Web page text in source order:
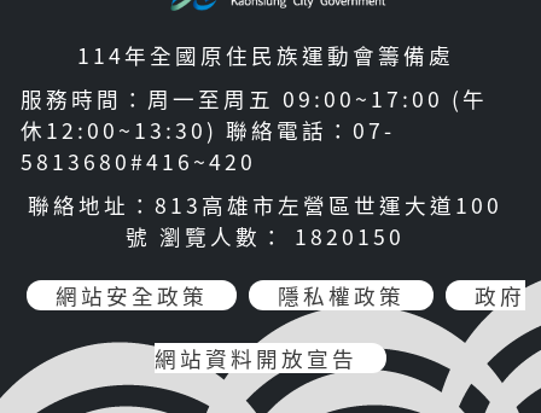
114年全國原住民族運動會籌備處
服務時間：周一至周五 09:00~17:00 (午
休12:00~13:30) 聯絡電話：07-
5813680#416~420
聯絡地址：813高雄市左營區世運大道100
號 瀏覽人數： 1820150
網站安全政策
隱私權政策 政府
網站資料開放宣告